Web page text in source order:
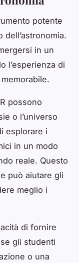
potente
dell’astronomia.
in un
l’esperienza di
possono
o l’universo
esplorare i
in un modo
reale. Questo
può aiutare gli
meglio i
di fornire
gli studenti
o una